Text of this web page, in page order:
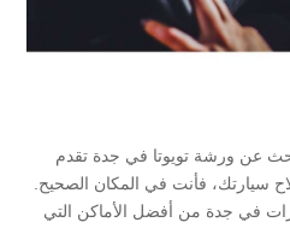
عن ورشة تويوتا في جدة تقدم
سيارتك، فأنت في المكان الصحيح.
في جدة من أفضل الأماكن التي